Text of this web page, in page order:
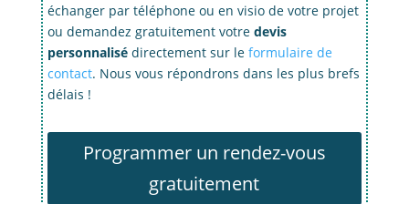
échanger par téléphone ou en visio de votre projet
ou demandez gratuitement votre devis
personnalisédirectement sur le formulaire de
contact. Nous vous répondrons dans les plus brefs
délais !
Programmer un rendez-vous
gratuitement